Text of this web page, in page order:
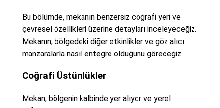
Bu bölümde, mekanın benzersiz coğrafi yeri ve
çevresel özellikleri üzerine detayları inceleyeceğiz.
Mekanın, bölgedeki diğer etkinlikler ve göz alıcı
manzaralarla nasıl entegre olduğunu göreceğiz.
Coğrafi Üstünlükler
Mekan, bölgenin kalbinde yer alıyor ve yerel